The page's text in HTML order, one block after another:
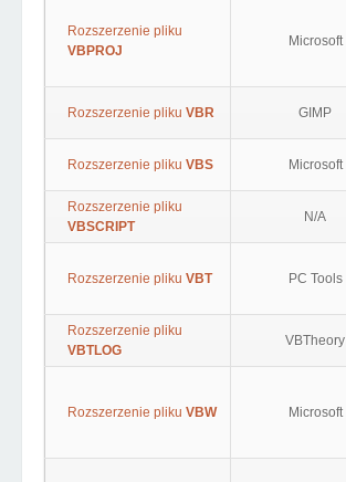
Rozszerzenie pliku
VBPROJ
Microsoft
Rozszerzenie pliku VBR GIMP
Rozszerzenie pliku VBS Microsoft
Rozszerzenie pliku
VBSCRIPT
N/A
Rozszerzenie pliku VBT PC Tools
Rozszerzenie pliku
VBTLOG
VBTheory
Rozszerzenie pliku VBW Microsoft